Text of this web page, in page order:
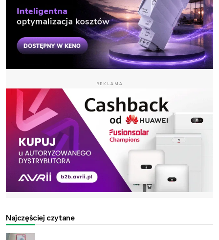
REKLAMA
Najczęściej czytane